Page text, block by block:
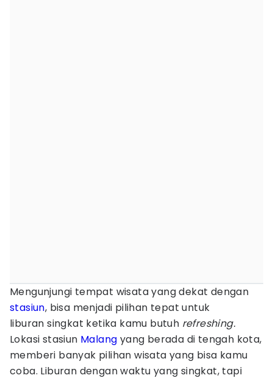
Mengunjungi tempat wisata yang dekat dengan
stasiun, bisa menjadi pilihan tepat untuk
liburan singkat ketika kamu butuh refreshing.
Lokasi stasiun Malang yang berada di tengah kota,
memberi banyak pilihan wisata yang bisa kamu
coba. Liburan dengan waktu yang singkat, tapi